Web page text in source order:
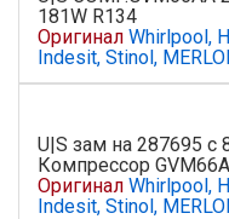
181W R134
Оригинал Whirlpool,
Indesit, Stinol,
U|S зам на 287695 с
Компрессор
Оригинал Whirlpool,
Indesit, Stinol,